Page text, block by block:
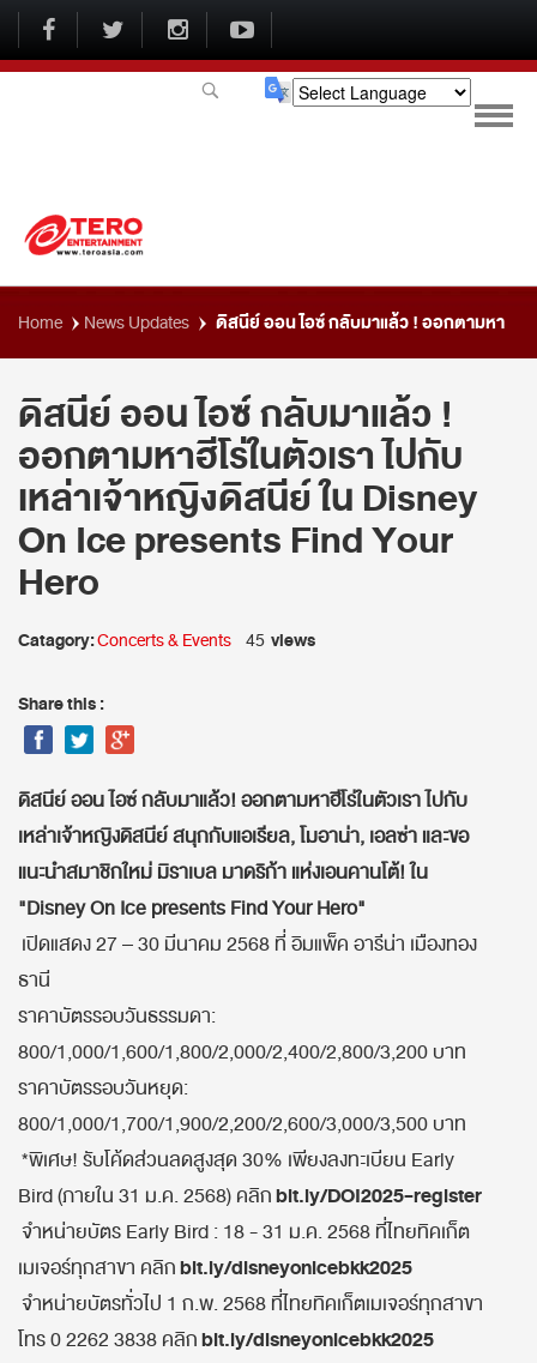
Home News Updates ดิสนีย์ ออน ไอซ์ กลับมาแล้ว ! ออกตามหา
ฮีโร่ในตัวเรา ไปกับเหล่าเจ้าหญิงดิสนีย์ ใน Disney On Ice presents Find
Your Hero
ดิสนีย์ ออน ไอซ์ กลับมาแล้ว !
ออกตามหาฮีโร่ในตัวเรา ไปกับ
เหล่าเจ้าหญิงดิสนีย์ ใน Disney
On Ice presents Find Your
Hero
Catagory:Concerts & Events 45 views
Share this :
ดิสนีย์ ออน ไอซ์ กลับมาแล้ว! ออกตามหาฮีโร่ในตัวเรา ไปกับ
เหล่าเจ้าหญิงดิสนีย์ สนุกกับแอเรียล, โมอาน่า, เอลซ่า และขอ
แนะนำสมาชิกใหม่ มิราเบล มาดริก้า แห่งเอนคานโต้! ใน
"Disney On Ice presents Find Your Hero"
เปิดแสดง 27 – 30 มีนาคม 2568 ที่ อิมแพ็ค อารีน่า เมืองทอง
ธานี
ราคาบัตรรอบวันธรรมดา:
800/1,000/1,600/1,800/2,000/2,400/2,800/3,200 บาท
ราคาบัตรรอบวันหยุด:
800/1,000/1,700/1,900/2,200/2,600/3,000/3,500 บาท
*พิเศษ! รับโค้ดส่วนลดสูงสุด 30% เพียงลงทะเบียน Early
Bird (ภายใน 31 ม.ค. 2568) คลิกbit.ly/DOI2025-register
จำหน่ายบัตร Early Bird : 18 - 31 ม.ค. 2568 ที่ไทยทิคเก็ต
เมเจอร์ทุกสาขา คลิกbit.ly/disneyonicebkk2025
จำหน่ายบัตรทั่วไป 1 ก.พ. 2568 ที่ไทยทิคเก็ตเมเจอร์ทุกสาขา
โทร 0 2262 3838 คลิกbit.ly/disneyonicebkk2025